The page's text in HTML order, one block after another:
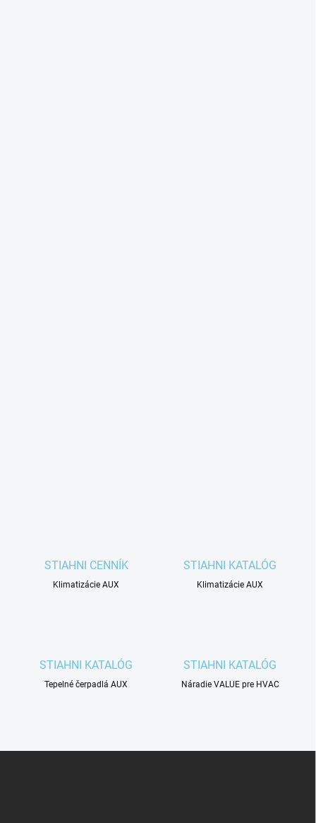
STIAHNI CENNÍK
Klimatizácie AUX
STIAHNI KATALÓG
Klimatizácie AUX
STIAHNI KATALÓG
Tepelné čerpadlá AUX
STIAHNI KATALÓG
Náradie VALUE pre HVAC